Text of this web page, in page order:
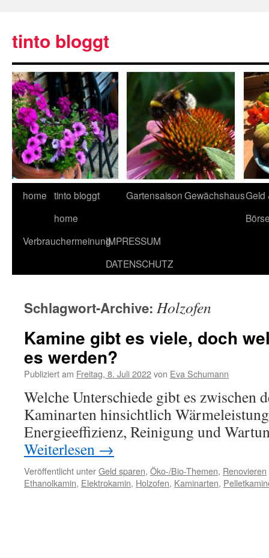
tinto bloggt
home tinto bloggt
home
GartensaisonGewächshausGeld
VerbrauchermeinungIMPRESSUM
DATENSCHUTZ
Schlagwort-Archive: Holzofen
Kamine gibt es viele, doch
es werden?
Publiziert am Freitag, 8. Juli 2022von Eva Schumann
Welche Unterschiede gibt es zwischen
Kaminarten hinsichtlich
Energieeffizienz, Reinigung und
Weiterlesen →
Veröffentlicht unterGeld sparen, Öko-/Bio-Themen, Renovieren
Ethanolkamin, Elektrokamin, Holzofen, Kaminarten,